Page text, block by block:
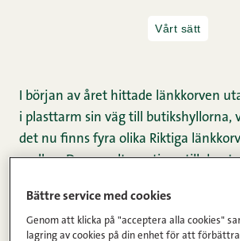
Vårt sätt
I början av året hittade länkkorven
i plasttarm sin väg till butikshyllorna,
det nu finns fyra olika Riktiga
mellan. De nya alternativen till den
resultatet av en lång och krävande
som pågår ända tills produktens
Bättre service med cookies
Genom att klicka på "acceptera alla cookies"
lagring av cookies på din enhet för att